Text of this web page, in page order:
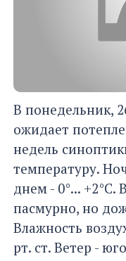
В понедельник,
ожидает
недель
температуру.
днем - 0°... +2°С.
пасмурно, но
Влажность
рт. ст. Ветер -